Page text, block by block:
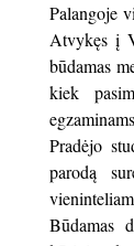
Palangoje
Atvykęs į
būdamas
kiek
Pradėjo
parodą
Būdamas